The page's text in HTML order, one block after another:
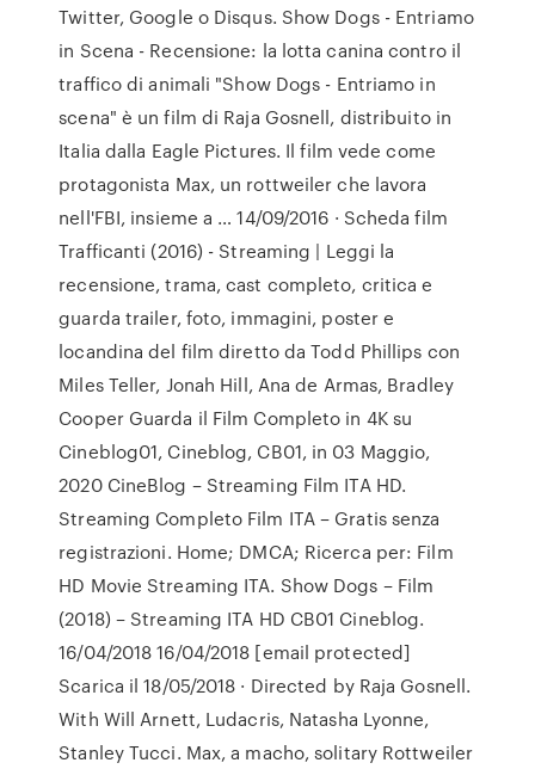
Twitter, Google o Disqus. Show Dogs - Entriamo
in Scena - Recensione: la lotta canina contro il
traffico di animali "Show Dogs - Entriamo in
scena" è un film di Raja Gosnell, distribuito in
Italia dalla Eagle Pictures. Il film vede come
protagonista Max, un rottweiler che lavora
nell'FBI, insieme a … 14/09/2016 · Scheda film
Trafficanti (2016) - Streaming | Leggi la
recensione, trama, cast completo, critica e
guarda trailer, foto, immagini, poster e
locandina del film diretto da Todd Phillips con
Miles Teller, Jonah Hill, Ana de Armas, Bradley
Cooper Guarda il Film Completo in 4K su
Cineblog01, Cineblog, CB01, in 03 Maggio,
2020 CineBlog – Streaming Film ITA HD.
Streaming Completo Film ITA – Gratis senza
registrazioni. Home; DMCA; Ricerca per: Film
HD Movie Streaming ITA. Show Dogs – Film
(2018) – Streaming ITA HD CB01 Cineblog.
16/04/2018 16/04/2018 [email protected]
Scarica il 18/05/2018 · Directed by Raja Gosnell.
With Will Arnett, Ludacris, Natasha Lyonne,
Stanley Tucci. Max, a macho, solitary Rottweiler